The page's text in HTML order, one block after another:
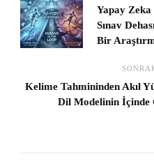
Yapay Zeka
Sınav
Bir
Kelime Tahmininden Akıl
Dil Modelinin İçinde